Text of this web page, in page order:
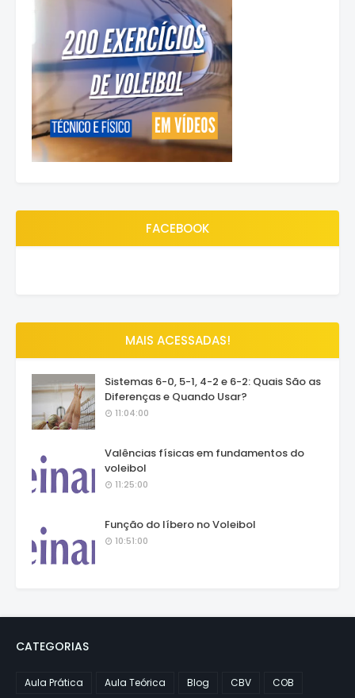
FACEBOOK
MAIS ACESSADAS!
Sistemas 6-0, 5-1, 4-2 e 6-2: Quais São as
Diferenças e Quando Usar?
11:04:00
Valências físicas em fundamentos do
voleibol
11:25:00
Função do líbero no Voleibol
10:51:00
CATEGORIAS
Aula Prática Aula Teórica Blog CBV
COB